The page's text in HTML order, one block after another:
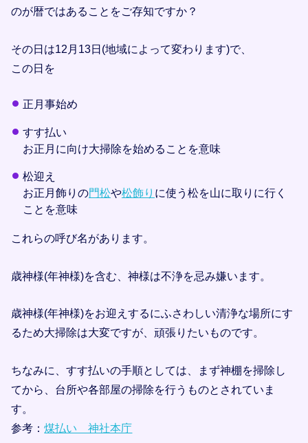
のが暦ではあることをご存知ですか？
その日は12月13日(地域によって変わります)で、
この日を
正月事始め
すす払い
お正月に向け大掃除を始めることを意味
松迎え
お正月飾りの門松や松飾り に使う松を山に取りに行く
ことを意味
これらの呼び名があります。
歳神様(年神様)を含む、神様は不浄を忌み嫌います。
歳神様(年神様)をお迎えするにふさわしい清浄な場所にす
るため大掃除は大変ですが、頑張りたいものです。
ちなみに、すす払いの手順としては、まず神棚を掃除し
てから、台所や各部屋の掃除を行うものとされていま
す。
参考：煤払い 神社本庁